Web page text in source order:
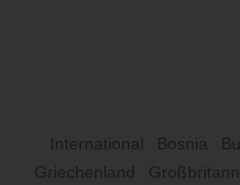
International Bosnia
Griechenland